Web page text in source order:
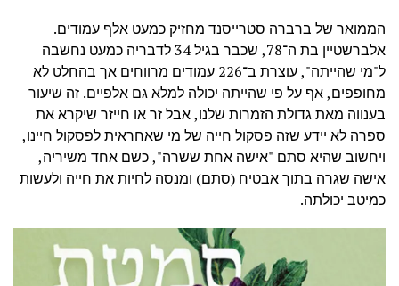
הממואר של ברברה סטרייסנד מחזיק כמעט אלף עמודים.
אלברשטיין בת ה־78, שכבר בגיל 34 לדבריה כמעט נחשבה
ל"מי שהייתה", עוצרת ב־226 עמודים מרווחים אך בהחלט לא
מחופפים, אף על פי שהייתה יכולה למלא גם אלפיים. זה שיעור
בענווה מאת גדולת הזמרות שלנו, אבל זר או חייזר שיקרא את
ספרה לא יידע שזה פסקול חייה של מי שאחראית לפסקול חיינו,
ויחשוב שהיא סתם "אישה אחת ששרה", כשם אחד משיריה,
אישה שגרה בתוך אבטיח (סתם) ומנסה לחיות את חייה ולעשות
כמיטב יכולתה.